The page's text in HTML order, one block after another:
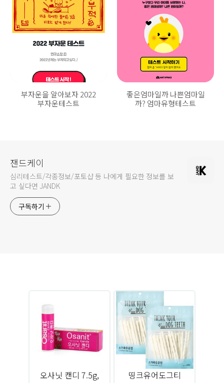
부자운을 알아보자 2022
부자운테스트
좋은엄마일까 나쁜엄마일
까? 엄마유형테스트
잰드케이
심리테스트/각종정보/포토샵 등 나에게 필요한 정보를 보
고 싶다면 JANDK
구독하기
오사닛 캔디 7.5g,
띵크유어도그티